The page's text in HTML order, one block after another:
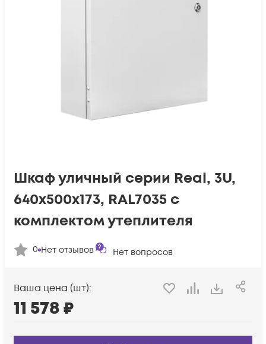
Шкаф уличный серии Real, 3U,
640х500х173, RAL7035 с
комплектом утеплителя
0 Нет отзывов Нет вопросов
Ваша цена (шт):
11 578₽